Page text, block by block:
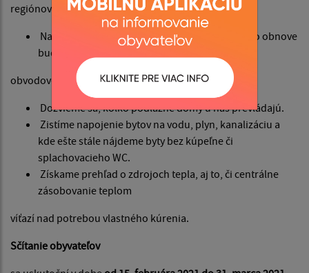
regiónov.
Nadobudneme nové podrobnejšie informácie o obnove
budovy z pohľadu
obvodového plášťa, strechy a okien.
Dozvieme sa, koľko podlažné domy u nás prevládajú.
Zistíme napojenie bytov na vodu, plyn, kanalizáciu a
kde ešte stále nájdeme byty bez kúpeľne či
splachovacieho WC.
Získame prehľad o zdrojoch tepla, aj to, či centrálne
zásobovanie teplom
víťazí nad potrebou vlastného kúrenia.
Sčítanie obyvateľov